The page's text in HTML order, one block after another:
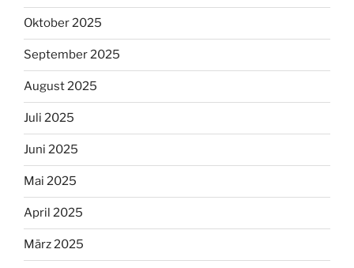
Oktober 2025
September 2025
August 2025
Juli 2025
Juni 2025
Mai 2025
April 2025
März 2025